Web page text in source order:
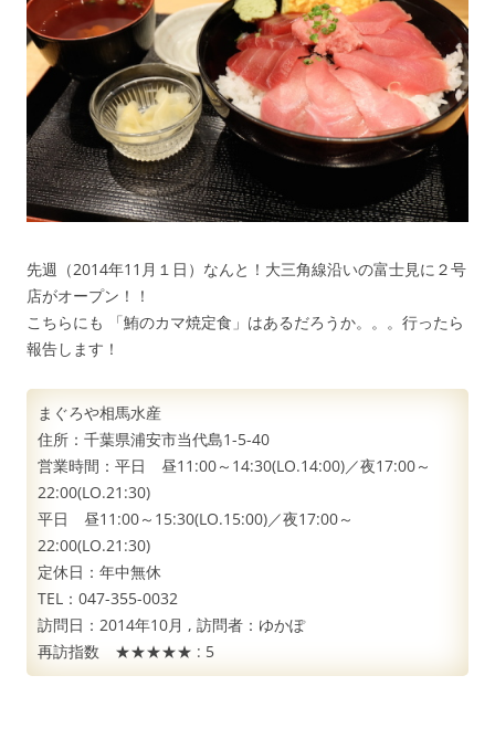
先週（2014年11月１日）なんと！大三角線沿いの富士見に２号
店がオープン！！
こちらにも 「鮪のカマ焼定食」はあるだろうか。。。行ったら
報告します！
まぐろや相馬水産
住所：千葉県浦安市当代島1-5-40
営業時間：平日 昼11:00～14:30(LO.14:00)／夜17:00～
22:00(LO.21:30)
平日 昼11:00～15:30(LO.15:00)／夜17:00～
22:00(LO.21:30)
定休日：年中無休
TEL：047-355-0032
訪問日： 2014年10月 , 訪問者： ゆかぽ
再訪指数 ★★★★★ : 5